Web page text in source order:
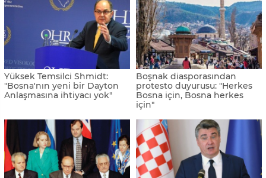
Yüksek Temsilci Shmidt:
"Bosna'nın yeni bir Dayton
Anlaşmasına ihtiyacı yok"
Boşnak diasporasından
protesto duyurusu: "Herkes
Bosna için, Bosna herkes
için"